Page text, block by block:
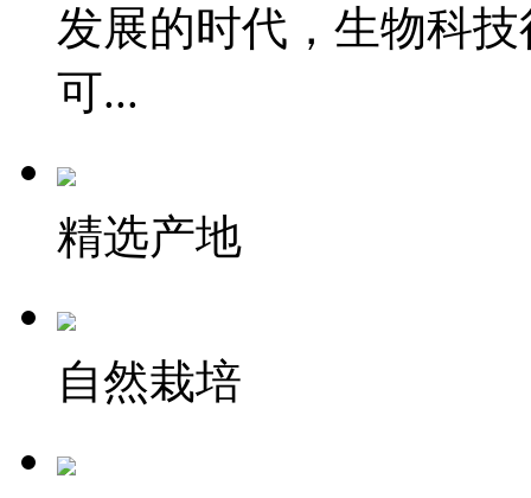
发展的时代，生物科
可...
精选产地
自然栽培